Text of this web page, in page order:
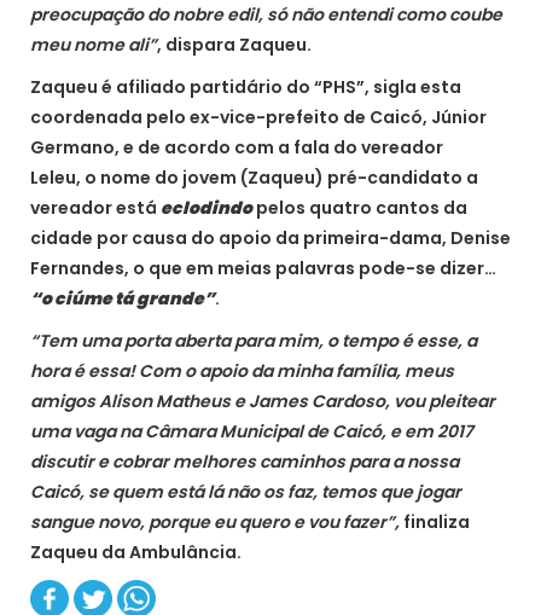
preocupação do nobre edil, só não entendi como coube
meu nome ali”, dispara Zaqueu.
Zaqueu é afiliado partidário do “PHS”, sigla esta
coordenada pelo ex-vice-prefeito de Caicó, Júnior
Germano, e de acordo com a fala do vereador
Leleu, o nome do jovem (Zaqueu) pré-candidato a
vereador está eclodindopelos quatro cantos da
cidade por causa do apoio da primeira-dama, Denise
Fernandes, o que em meias palavras pode-se dizer…
“o ciúme tá grande”.
“Tem uma porta aberta para mim, o tempo é esse, a
hora é essa! Com o apoio da minha família, meus
amigos Alison Matheus e James Cardoso, vou pleitear
uma vaga na Câmara Municipal de Caicó, e em 2017
discutir e cobrar melhores caminhos para a nossa
Caicó, se quem está lá não os faz, temos que jogar
sangue novo, porque eu quero e vou fazer”, finaliza
Zaqueu da Ambulância.